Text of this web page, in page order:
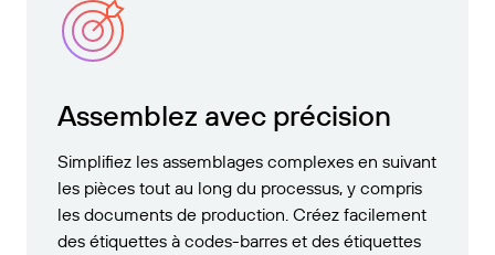
Assemblez avec précision
Simplifiez les assemblages complexes en suivant
les pièces tout au long du processus, y compris
les documents de production. Créez facilement
des étiquettes à codes-barres et des étiquettes